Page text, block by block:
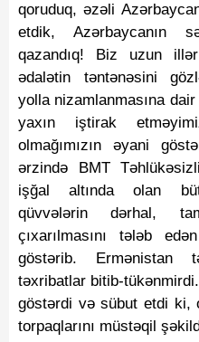
qoruduq, əzəli
etdik, Azərbaycanın
qazandıq! Biz uzun
ədalətin təntənəsini
yolla nizamlanmasına
yaxın iştirak
olmağımızın əyani
ərzində BMT
işğal altında olan
qüvvələrin dərhal,
çıxarılmasını tələb
göstərib. Ermənistan
təxribatlar bitib-
göstərdi və sübut etdi ki,
torpaqlarını müstəqil